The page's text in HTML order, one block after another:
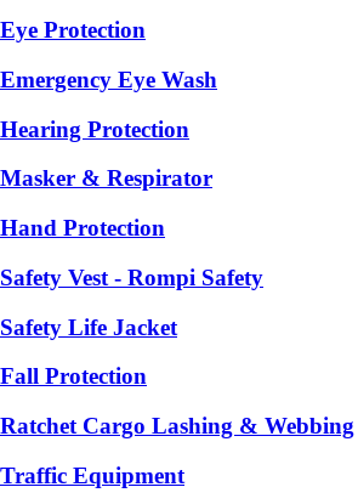
Eye Protection
Emergency Eye Wash
Hearing Protection
Masker & Respirator
Hand Protection
Safety Vest - Rompi Safety
Safety Life Jacket
Fall Protection
Ratchet Cargo Lashing & Webbing
Traffic Equipment